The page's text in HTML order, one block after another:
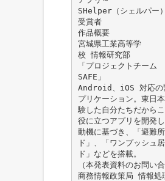
SHelper（シェルパー）
受賞者
作品概要
宮城県工業高等学
校 情報研究部
「プロジェクトチーム
SAFE」
Android、iOS 対応の
プリケーション。東日
験した自分たちだから
役に立つアプリを開発
動機に基づき、「避難
ド」、「ワンプッシュ
ド」などを搭載。
（本発表資料のお問い合
商務情報政策局 情報処